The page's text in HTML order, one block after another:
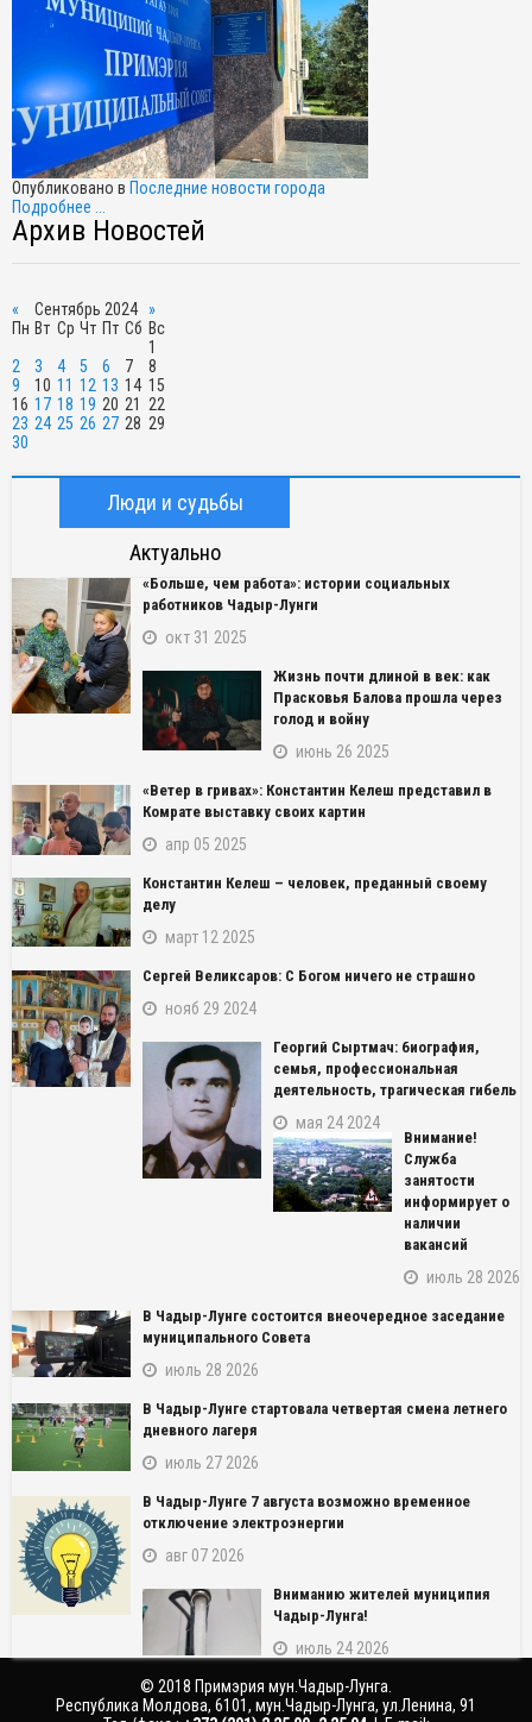
Опубликовано в Последние новости города
Подробнее ...
Архив Новостей
« Сентябрь 2024
»
Пн Вт Ср Чт Пт Сб Вс
1
2
3 4 5 6 7
8
9
10 11 12 13 14 15
16 17 18 19 20 21
22
23 24 25 26 27 28 29
30
Люди и судьбы
Актуально
«Больше, чем работа»: истории социальных
работников Чадыр-Лунги
окт 31 2025
Жизнь почти длиной в век: как
Прасковья Балова прошла через
голод и войну
июнь 26 2025
«Ветер в гривах»: Константин Келеш представил в
Комрате выставку своих картин
апр 05 2025
Константин Келеш – человек, преданный своему
делу
март 12 2025
Сергей Великсаров: С Богом ничего не страшно
нояб 29 2024
Георгий Сыртмач: биография,
семья, профессиональная
деятельность, трагическая гибель
мая 24 2024
Внимание!
Служба
занятости
информирует о
наличии
вакансий
июль 28 2026
В Чадыр-Лунге состоится внеочередное заседание
муниципального Совета
июль 28 2026
В Чадыр-Лунге стартовала четвертая смена летнего
дневного лагеря
июль 27 2026
В Чадыр-Лунге 7 августа возможно временное
отключение электроэнергии
авг 07 2026
Вниманию жителей муниципия
Чадыр-Лунга!
июль 24 2026
© 2018 Примэрия мун.Чадыр-Лунга.
Республика Молдова, 6101, мун.Чадыр-Лунга, ул.Ленина, 91
NAME_SOCIAL_GOOGLE
NAME_SOCIAL_PINTEREST